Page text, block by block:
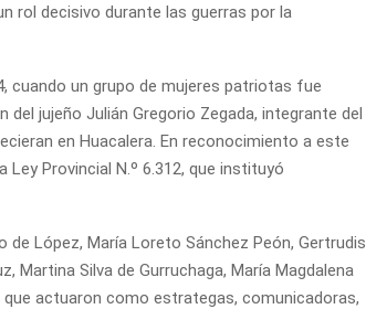
rol decisivo durante las guerras por la
cuando un grupo de mujeres patriotas fue
jujeño Julián Gregorio Zegada, integrante del
en Huacalera. En reconocimiento a este
Provincial N.º 6.312, que instituyó
López, María Loreto Sánchez Peón, Gertrudis
Martina Silva de Gurruchaga, María Magdalena
actuaron como estrategas, comunicadoras,